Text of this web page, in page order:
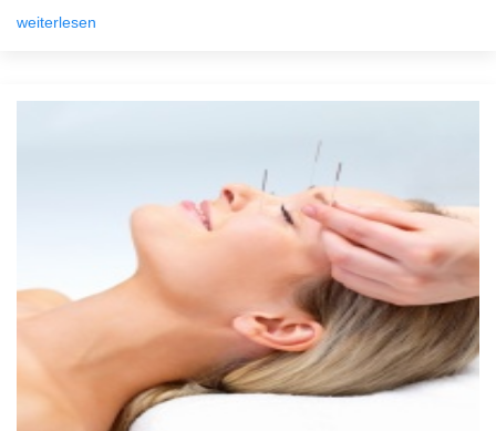
weiterlesen